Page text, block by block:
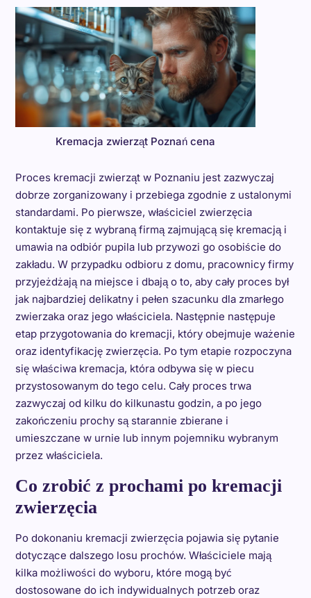
Kremacja zwierząt Poznań cena
Proces kremacji zwierząt w Poznaniu jest zazwyczaj
dobrze zorganizowany i przebiega zgodnie z ustalonymi
standardami. Po pierwsze, właściciel zwierzęcia
kontaktuje się z wybraną firmą zajmującą się kremacją i
umawia na odbiór pupila lub przywozi go osobiście do
zakładu. W przypadku odbioru z domu, pracownicy firmy
przyjeżdżają na miejsce i dbają o to, aby cały proces był
jak najbardziej delikatny i pełen szacunku dla zmarłego
zwierzaka oraz jego właściciela. Następnie następuje
etap przygotowania do kremacji, który obejmuje ważenie
oraz identyfikację zwierzęcia. Po tym etapie rozpoczyna
się właściwa kremacja, która odbywa się w piecu
przystosowanym do tego celu. Cały proces trwa
zazwyczaj od kilku do kilkunastu godzin, a po jego
zakończeniu prochy są starannie zbierane i
umieszczane w urnie lub innym pojemniku wybranym
przez właściciela.
Co zrobić z prochami po kremacji
zwierzęcia
Po dokonaniu kremacji zwierzęcia pojawia się pytanie
dotyczące dalszego losu prochów. Właściciele mają
kilka możliwości do wyboru, które mogą być
dostosowane do ich indywidualnych potrzeb oraz